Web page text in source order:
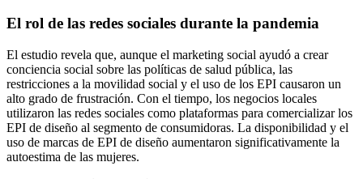
El rol de las redes sociales durante la pandemia
El estudio revela que, aunque el marketing social ayudó a crear
conciencia social sobre las políticas de salud pública, las
restricciones a la movilidad social y el uso de los EPI causaron un
alto grado de frustración. Con el tiempo, los negocios locales
utilizaron las redes sociales como plataformas para comercializar los
EPI de diseño al segmento de consumidoras. La disponibilidad y el
uso de marcas de EPI de diseño aumentaron significativamente la
autoestima de las mujeres.